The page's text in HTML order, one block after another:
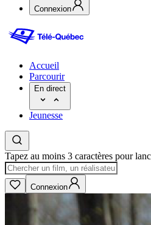
Connexion
Accueil
Parcourir
En direct
Jeunesse
Tapez au moins 3 caractères pour
Connexion